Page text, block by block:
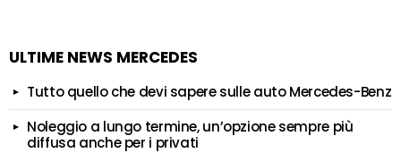
ULTIME NEWS MERCEDES
Tutto quello che devi sapere sulle auto Mercedes-Benz
Noleggio a lungo termine, un’opzione sempre più
diffusa anche per i privati